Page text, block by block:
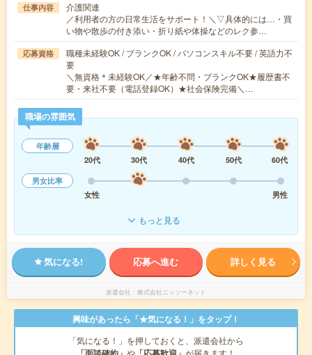
仕事内容
介護関連
／利用者の方の日常生活をサポート！＼▽具体的には…・買
い物や散歩の付き添い・折り紙や体操などのレク参…
応募資格
職種未経験OK / ブランクOK / パソコンスキル不要 / 英語力不
要
＼無資格＊未経験OK／★年齢不問・ブランクOK★履歴書不
要・来社不要（電話登録OK）★社会保険完備＼…
職場の雰囲気
年齢層
20代
30代 40代 50代
60代
男女比率
女性
男性
もっと見る
気になる! 応募へ進む 詳しく見る
派遣会社 株式会社ニッソーネット
興味があったら「★気になる！」をタップ！
「気になる！」を押しておくと、派遣会社から
や が届きます！